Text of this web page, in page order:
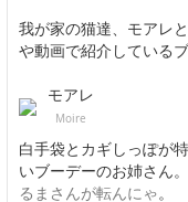
我が家の猫達、モアレ
や動画で紹介しているブ
モアレ
Moire
白手袋とカギしっぽが
いブーデーのお姉さん
るまさんが転んにゃ。